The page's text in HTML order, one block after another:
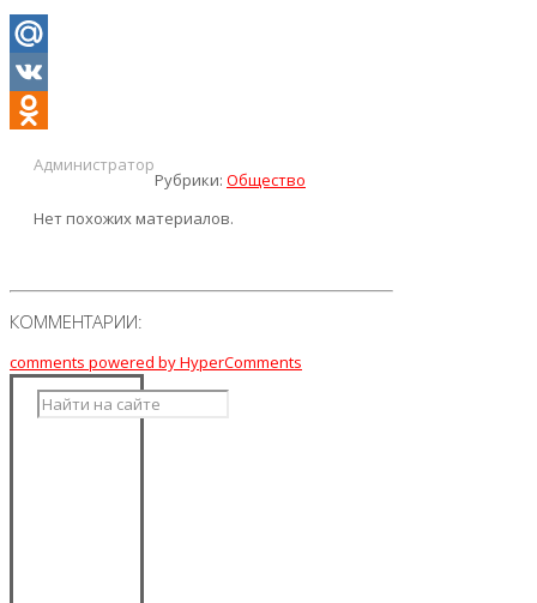
Mail.Ru
VK
Администратор
Рубрики: Общество
Нет похожих материалов.
КОММЕНТАРИИ:
comments powered by HyperComments